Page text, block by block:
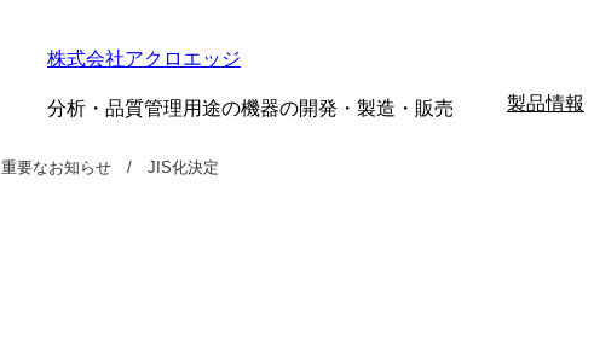
株式会社アクロエッジ
分析・品質管理用途の機器の開発・製造・販売 製品情報
重要なお知らせ JIS化決定